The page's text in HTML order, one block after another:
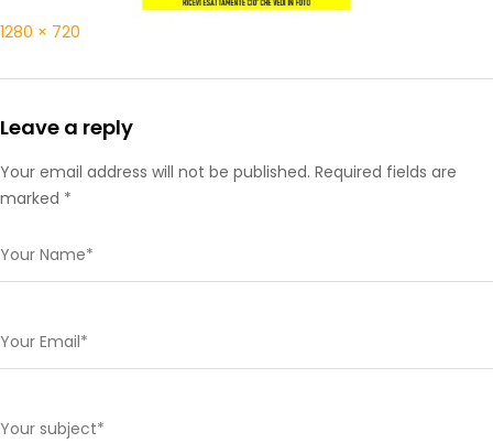
1280 × 720
Leave a reply
Your email address will not be published. Required fields are
marked *